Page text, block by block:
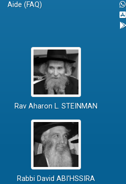
Aide (FAQ)
Rav Aharon L. STEINMAN
Rabbi David ABI'HSSIRA